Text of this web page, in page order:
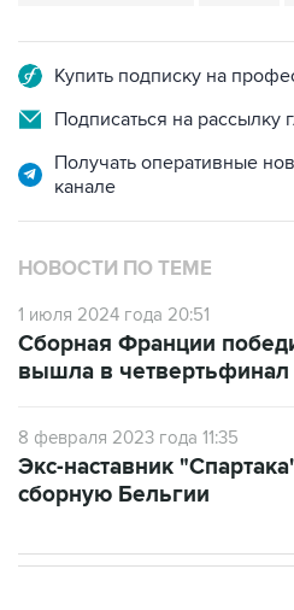
Купить подписку на
Подписаться на рассылку
Получать оперативные
канале
НОВОСТИ ПО ТЕМЕ
1 июля 2024 года 20:51
Сборная Франции
вышла в четвертьфинал
8 февраля 2023 года 11:35
Экс-наставник
сборную Бельгии